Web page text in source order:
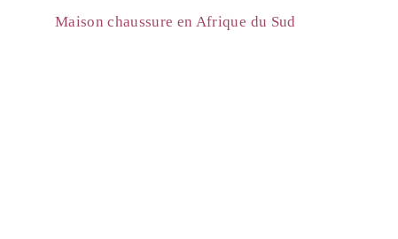
Maison chaussure en Afrique du Sud